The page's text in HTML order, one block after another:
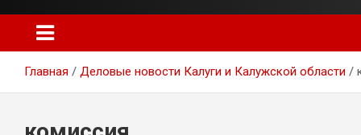
Главная Деловые новости Калуги и Калужской области